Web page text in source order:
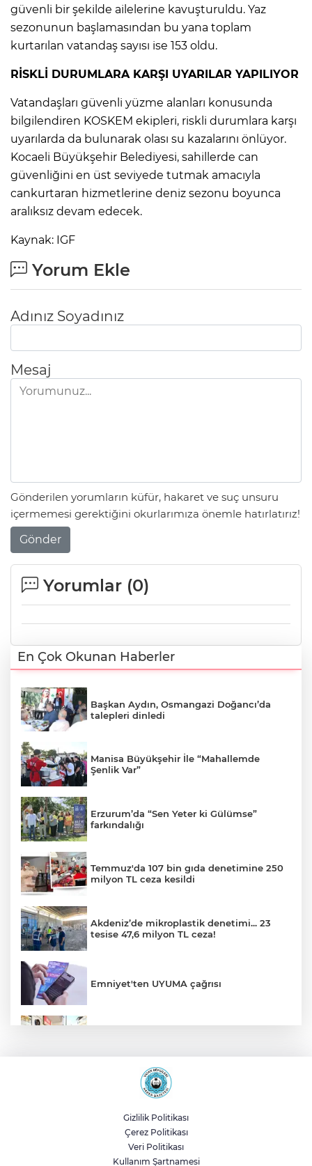
güvenli bir şekilde ailelerine kavuşturuldu. Yaz
sezonunun başlamasından bu yana toplam
kurtarılan vatandaş sayısı ise 153 oldu.
RİSKLİ DURUMLARA KARŞI UYARILAR YAPILIYOR
Vatandaşları güvenli yüzme alanları konusunda
bilgilendiren KOSKEM ekipleri, riskli durumlara karşı
uyarılarda da bulunarak olası su kazalarını önlüyor.
Kocaeli Büyükşehir Belediyesi, sahillerde can
güvenliğini en üst seviyede tutmak amacıyla
cankurtaran hizmetlerine deniz sezonu boyunca
aralıksız devam edecek.
Kaynak: IGF
Yorum Ekle
Adınız Soyadınız
Mesaj
Gönderilen yorumların küfür, hakaret ve suç unsuru
içermemesi gerektiğini okurlarımıza önemle hatırlatırız!
Gönder
Yorumlar (0)
En Çok Okunan Haberler
Başkan Aydın, Osmangazi Doğancı’da
talepleri dinledi
Manisa Büyükşehir İle “Mahallemde
Şenlik Var”
Erzurum’da “Sen Yeter ki Gülümse”
farkındalığı
Temmuz'da 107 bin gıda denetimine 250
milyon TL ceza kesildi
Akdeniz’de mikroplastik denetimi... 23
tesise 47,6 milyon TL ceza!
Emniyet'ten UYUMA çağrısı
Temiz Maltepe için ekipler Altayçeşme’de
Bursa Büyükşehir Keles'te ulaşım
kalitesini artırıyor
Gizlilik Politikası
Çerez Politikası
Veri Politikası
Kullanım Şartnamesi